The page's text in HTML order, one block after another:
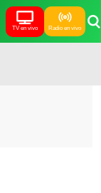
TV en vivo Radio en vivo